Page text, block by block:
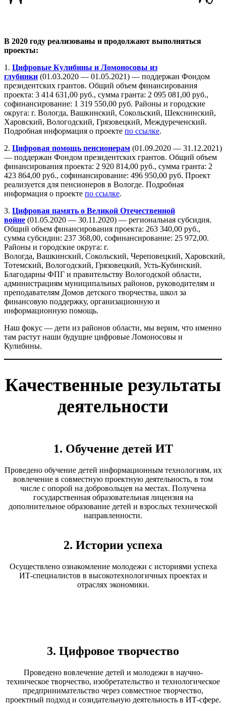
В 2020 году реализованы и продолжают выполняться
проекты:
1. Цифровые Кулибины и Ломоносовы из
глубинки (01.03.2020 — 01.05.2021) — поддержан Фондом
президентских грантов. Общий объем финансирования
проекта: 3 414 631,00 руб., сумма гранта: 2 095 081,00 руб.,
софинансирование: 1 319 550,00 руб. Районы и городские
округа: г. Вологда, Вашкинский, Сокольский, Шекснинский,
Харовский, Вологодский, Грязовецкий, Междуреченский.
Подробная информация о проекте по ссылке.
2. Цифровая помощь пенсионерам (01.09.2020 — 31.12.2021)
— поддержан Фондом президентских грантов. Общий объем
финансирования проекта: 2 920 814,00 руб., сумма гранта: 2
423 864,00 руб., софинансирование: 496 950,00 руб. Проект
реализуется для пенсионеров в Вологде. Подробная
информация о проекте по ссылке.
3. Цифровая память о Великой Отечественной
войне (01.05.2020 — 30.11.2020) — региональная субсидия.
Общий объем финансирования проекта: 263 340,00 руб.,
сумма субсидии: 237 368,00, софинансирование: 25 972,00.
Районы и городские округа: г.
Вологда, Вашкинский, Сокольский, Череповецкий,
Тотемский, Вологодский, Грязовецкий, Усть-Кубинский.
Благодарны ФПГ и правительству Вологодской области,
администрациям муниципальных районов, руководителям и
преподавателям Домов детского творчества, школ за
финансовую поддержку, организационную и
информационную помощь.
Наш фокус — дети из районов области, мы верим, что именно
там растут наши будущие цифровые Ломоносовы и
Кулибины.
Качественные результаты
деятельности
1. Обучение детей ИТ
Проведено обучение детей информационным технологиям, их
вовлечение в совместную проектную деятельность, в том
числе с опорой на добровольцев на местах. Получена
государственная образовательная лицензия на
дополнительное образование детей и взрослых технической
направленности.
2. Истории успеха
Осуществлено ознакомление молодежи с историями успеха
ИТ-специалистов в высокотехнологичных проектах и
отраслях экономики.
3. Цифровое творчество
Проведено вовлечение детей и молодежи в научно-
техническое творчество, изобретательство и технологическое
предпринимательство через совместное творчество,
проектный подход и созидательную деятельность в ИТ-сфере.